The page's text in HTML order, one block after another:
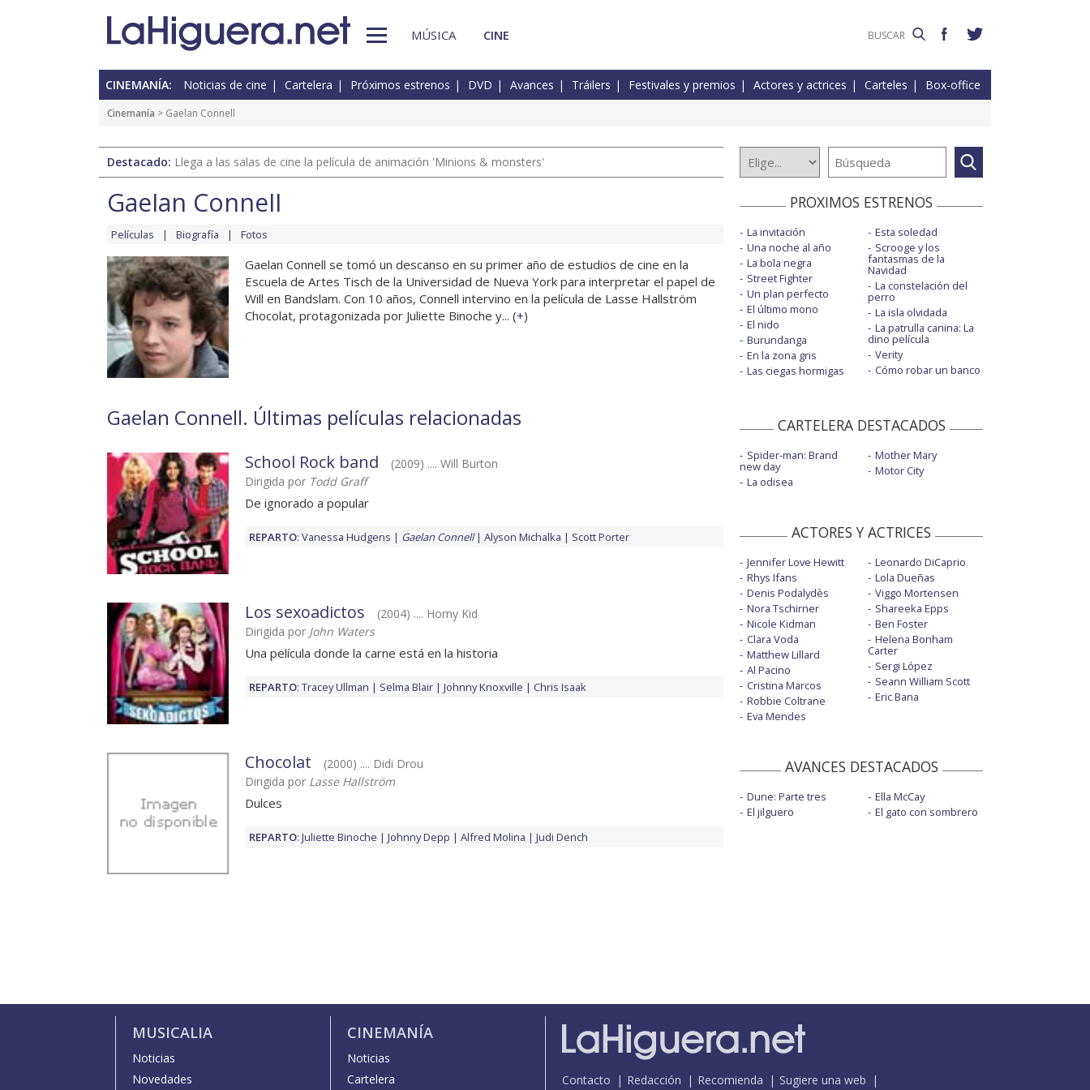
MÚSICA CINE
CINEMANÍA: Noticias de cine Cartelera Próximos estrenos DVD Avances Tráilers Festivales y premios Actores y actrices Carteles Box-office
Cinemanía > Gaelan Connell
Destacado: Llega a las salas de cine la película de animación 'Minions & monsters'
Gaelan Connell
Películas Biografía Fotos
Gaelan Connell se tomó un descanso en su primer año de estudios de cine en la
Escuela de Artes Tisch de la Universidad de Nueva York para interpretar el papel de
Will en Bandslam. Con 10 años, Connell intervino en la película de Lasse Hallström
Chocolat, protagonizada por Juliette Binoche y... (+)
Gaelan Connell. Últimas películas relacionadas
School Rock band
(2009) .... Will Burton
Dirigida por Todd Graff
De ignorado a popular
REPARTO: Vanessa Hudgens Gaelan Connell Alyson Michalka Scott Porter
Los sexoadictos
(2004) .... Horny Kid
Dirigida por John Waters
Una película donde la carne está en la historia
REPARTO: Tracey Ullman Selma Blair Johnny Knoxville Chris Isaak
Chocolat
(2000) .... Didi Drou
Dirigida por Lasse Hallström
Dulces
REPARTO: Juliette Binoche Johnny Depp Alfred Molina Judi Dench
PROXIMOS ESTRENOS
La invitación
Una noche al año
La bola negra
Street Fighter
Un plan perfecto
El último mono
El nido
Burundanga
En la zona gris
Las ciegas hormigas
Esta soledad
Scrooge y los
fantasmas de la
Navidad
La constelación del
perro
La isla olvidada
La patrulla canina: La
dino película
Verity
Cómo robar un banco
CARTELERA DESTACADOS
Spider-man: Brand
new day
La odisea
Mother Mary
Motor City
ACTORES Y ACTRICES
Jennifer Love Hewitt
Rhys Ifans
Denis Podalydès
Nora Tschirner
Nicole Kidman
Clara Voda
Matthew Lillard
Al Pacino
Cristina Marcos
Robbie Coltrane
Eva Mendes
Leonardo DiCaprio
Lola Dueñas
Viggo Mortensen
Shareeka Epps
Ben Foster
Helena Bonham
Carter
Sergi López
Seann William Scott
Eric Bana
AVANCES DESTACADOS
Dune: Parte tres
El jilguero
Ella McCay
El gato con sombrero
MUSICALIA
Noticias
Novedades
CINEMANÍA
Noticias
Cartelera
Contacto Redacción Recomienda Sugiere una web